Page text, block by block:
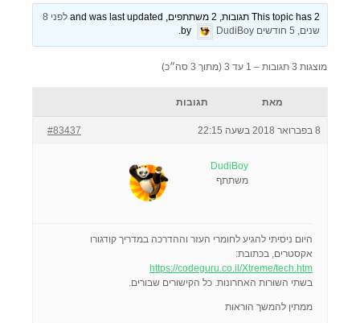
This topic has 2 תגובות, 2 משתתפים, and was last updated
לפני 8
שנים, 5 חודשים
by
DudiBoy
.
מוצגות 3 תגובות – 1 עד 3 (מתוך 3 סה״כ)
מאת תגובות
8 בפברואר 2018 בשעה 22:15 #83437
DudiBoy
משתתף
היום ניסיתי להגיע לחומרי העזר וההדרכה במדריך קודגורו
אקסטרים, בכתובת:
https://codeguru.co.il/Xtreme/tech.htm
בשתי השורות האחרונות. כל הקישורים שבורים.
ממתין להמשך הוראות